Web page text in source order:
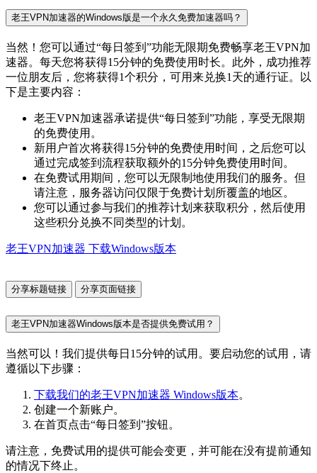
老王VPN加速器的Windows版是一个永久免费加速器吗？
当然！您可以通过“每日签到”功能无限期免费畅享老王VPN加
速器。每天您将获得15分钟的免费使用时长。此外，成功推荐
一位朋友后，您将获得1个积分，可用来兑换1天的通行证。以
下是主要内容：
老王VPN加速器承诺提供“每日签到”功能，享受无限期
的免费使用。
新用户首次将获得15分钟的免费使用时间，之后您可以
通过完成签到流程获取额外的15分钟免费使用时间。
在免费试用期间，您可以无限制地使用我们的服务。但
请注意，服务器访问仅限于免费计划所覆盖的地区。
您可以通过参与我们的推荐计划来获取积分，然后使用
这些积分兑换不同类型的计划。
老王VPN加速器 下载Windows版本
分享标题链接 分享页面链接
老王VPN加速器Windows版本是否提供免费试用？
当然可以！我们提供每日15分钟的试用。要启动您的试用，请
遵循以下步骤：
下载我们的老王VPN加速器 Windows版本。
创建一个新账户。
在首页点击“每日签到”按钮。
请注意，免费试用的提供可能会变更，并可能在没有提前通知
的情况下终止。